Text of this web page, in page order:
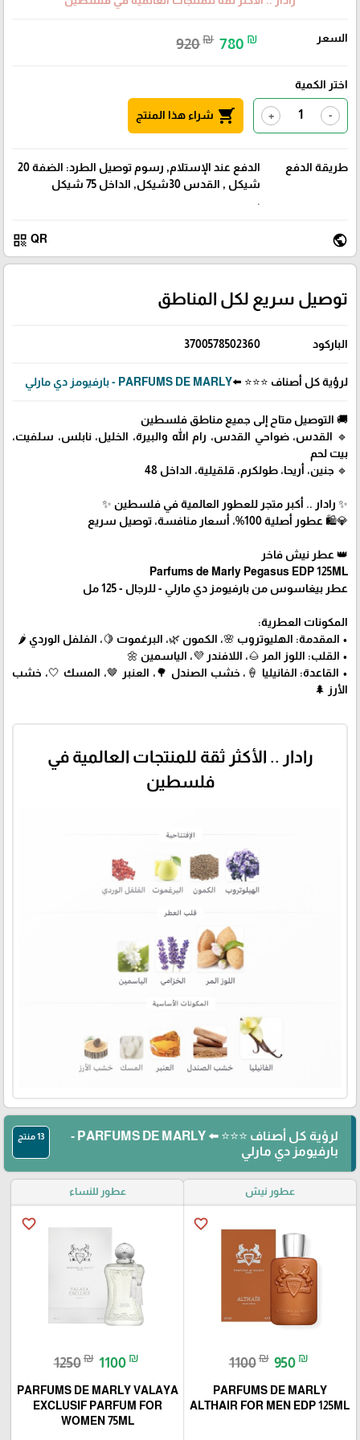
السعر 920₪ 780 ₪
اختر الكمية
-
+
shopping_cart شراء هذا المنتج
طريقة الدفع
الدفع عند الإستلام, رسوم توصيل الطرد: الضفة 20
شيكل , القدس 30شيكل, الداخل 75 شيكل
.
public
QR
qr_code
توصيل سريع لكل المناطق
الباركود 3700578502360
لرؤية كل أصناف ⭐⭐⭐ ⬅️PARFUMS DE MARLY - بارفيومز دي مارلي
🚚 التوصيل متاح إلى جميع مناطق فلسطين
🔹 القدس، ضواحي القدس، رام الله والبيرة، الخليل، نابلس، سلفيت،
بيت لحم
🔹 جنين، أريحا، طولكرم، قلقيلية، الداخل 48
✨ رادار .. أكبر متجر للعطور العالمية في فلسطين ✨
💎🛍️ عطور أصلية 100%، أسعار منافسة، توصيل سريع
👑 عطر نيش فاخر
Parfums de Marly Pegasus EDP 125ML
عطر بيغاسوس من بارفيومز دي مارلي - للرجال - 125 مل
المكونات العطرية:
• المقدمة: الهليوتروب 🌸، الكمون 🌿، البرغموت 🍋، الفلفل الوردي 🌶️
• القلب: اللوز المر 🌰، اللافندر 💜، الياسمين 🌼
• القاعدة: الفانيليا 🍦، خشب الصندل 🌳، العنبر 🤎، المسك 🤍، خشب
الأرز 🌲
رادار .. الأكثر ثقة للمنتجات العالمية في
فلسطين
لرؤية كل أصناف ⭐⭐⭐ ⬅️ PARFUMS DE MARLY -
بارفيومز دي مارلي
13 منتج
عطور نيش
favorite_border
1100₪ 950 ₪
PARFUMS DE MARLY
ALTHAIR FOR MEN EDP 125ML
عطور للنساء
favorite_border
1250₪ 1100 ₪
PARFUMS DE MARLY VALAYA
EXCLUSIF PARFUM FOR
WOMEN 75ML